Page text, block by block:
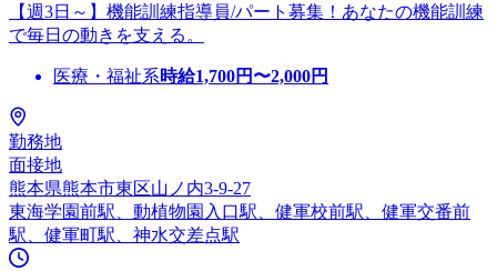
【週3日～】機能訓練指導員/パート募集！あなたの機能訓練
で毎日の動きを支える。
医療・福祉系時給1,700円〜2,000円
勤務地
面接地
熊本県熊本市東区山ノ内3-9-27
東海学園前駅、動植物園入口駅、健軍校前駅、健軍交番前
駅、健軍町駅、神水交差点駅